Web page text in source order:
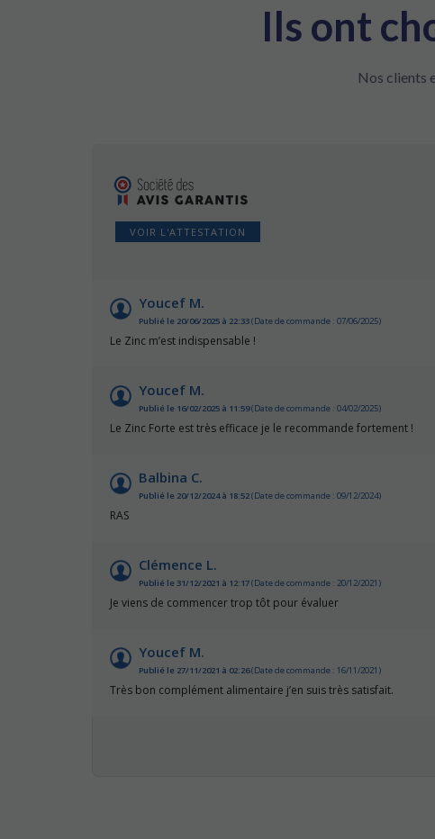
Ils ont
Nos clients
VOIR L'ATTESTATION
Youcef M.
Publié le 20/06/2025 à 22:33(Date de commande : 07/06/2025)
Le Zinc m’est indispensable !
Youcef M.
Publié le 16/02/2025 à 11:59(Date de commande : 04/02/2025)
Le Zinc Forte est très efficace je le recommande fortement !
Balbina C.
Publié le 20/12/2024 à 18:52(Date de commande : 09/12/2024)
RAS
Clémence L.
Publié le 31/12/2021 à 12:17(Date de commande : 20/12/2021)
Je viens de commencer trop tôt pour évaluer
Youcef M.
Publié le 27/11/2021 à 02:26(Date de commande : 16/11/2021)
Très bon complément alimentaire j’en suis très satisfait.